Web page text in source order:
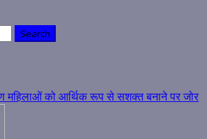
महिलाओं को आर्थिक रूप से सशक्त बनाने पर जोर